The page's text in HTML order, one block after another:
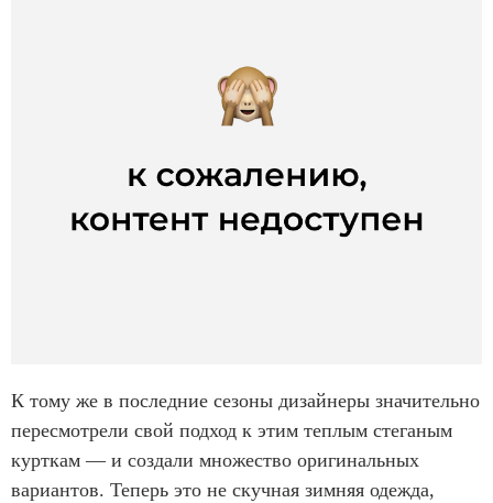
К тому же в последние сезоны дизайнеры значительно
пересмотрели свой подход к этим теплым стеганым
курткам — и создали множество оригинальных
вариантов. Теперь это не скучная зимняя одежда,